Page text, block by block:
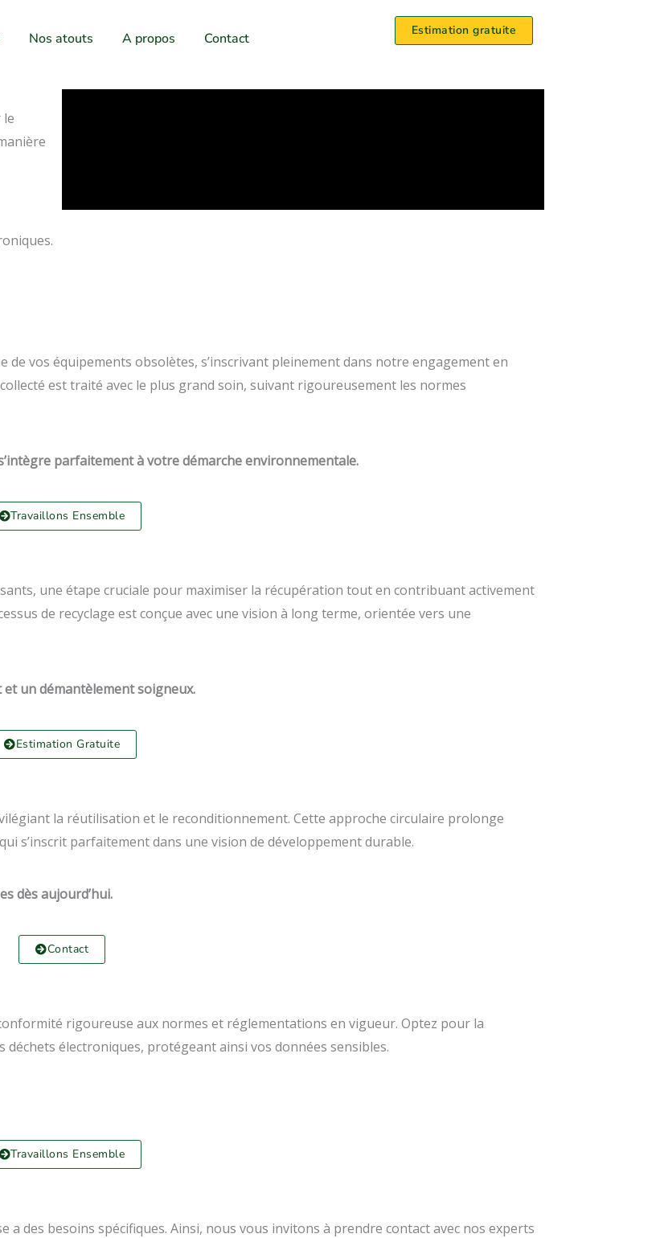
Nos atouts A propos Contact Estimation gratuite
vos équipements obsolètes, s’inscrivant pleinement dans notre engagement en
est traité avec le plus grand soin, suivant rigoureusement les normes
parfaitement à votre démarche environnementale.
Travaillons Ensemble
une étape cruciale pour maximiser la récupération tout en contribuant activement
de recyclage est conçue avec une vision à long terme, orientée vers une
un démantèlement soigneux.
Estimation Gratuite
la réutilisation et le reconditionnement. Cette approche circulaire prolonge
s’inscrit parfaitement dans une vision de développement durable.
dès aujourd’hui.
Contact
rigoureuse aux normes et réglementations en vigueur. Optez pour la
électroniques, protégeant ainsi vos données sensibles.
Travaillons Ensemble
a des besoins spécifiques. Ainsi, nous vous invitons à prendre contact avec nos experts